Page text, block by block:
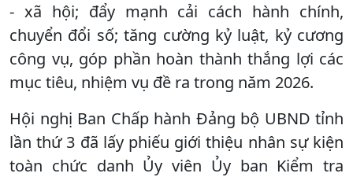
- xã hội; đẩy mạnh cải cách hành chính,
chuyển đổi số; tăng cường kỷ luật, kỷ cương
công vụ, góp phần hoàn thành thắng lợi các
mục tiêu, nhiệm vụ đề ra trong năm 2026.
Hội nghị Ban Chấp hành Đảng bộ UBND tỉnh
lần thứ 3 đã lấy phiếu giới thiệu nhân sự kiện
toàn chức danh Ủy viên Ủy ban Kiểm tra